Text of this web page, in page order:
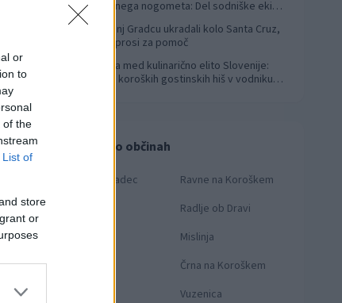
or
to
of the
List of
store
or
svetovnega nogometa: Del sodniške ekipe
za finale svetovnega prvenstva
V Slovenj Gradcu ukradali kolo Santa Cruz,
lastnik prosi za pomoč
Koroška med kulinarično elito Slovenije:
Sedem koroških gostinskih hiš v vodniku
Novice po občinah
Slovenj Gradec
Ravne na Koroškem
Radlje ob Dravi
Mislinja
Črna na Koroškem
Vuzenica